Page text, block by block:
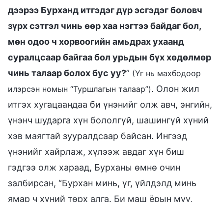
дээрээ Бурханд итгэдэг дүр эсгэдэг боловч
зүрх сэтгэл чинь өөр хаа нэгтээ байдаг бол,
мөн одоо ч хорвоогийн амьдрах ухаанд
суралцсаар байгаа бол урьдын бүх хөдөлмөр
чинь талаар болох бус уу?” (Үг нь махбодоор
илэрсэн номын “Туршлагын талаар”). Олон жил
итгэх хугацаандаа би үнэнийг олж авч, энгийн,
үнэнч шударга хүн бололгүй, шашингүй хүний
хэв маягтай зууралдсаар байсан. Ингээд
үнэнийг хайрлаж, хүлээж авдаг хүн биш
гэдгээ олж хараад, Бурханы өмнө очин
залбирсан, “Бурхан минь, үг, үйлдэлд минь
ямар ч хүний төрх алга. Би маш ёрын муу,